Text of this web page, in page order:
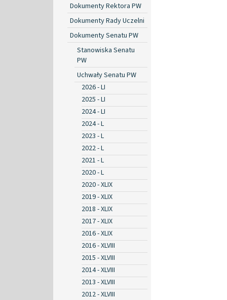
Dokumenty Rektora PW
Dokumenty Rady Uczelni
Dokumenty Senatu PW
Stanowiska Senatu
PW
Uchwały Senatu PW
2026 - LI
2025 - LI
2024 - LI
2024 - L
2023 - L
2022 - L
2021 - L
2020 - L
2020 - XLIX
2019 - XLIX
2018 - XLIX
2017 - XLIX
2016 - XLIX
2016 - XLVIII
2015 - XLVIII
2014 - XLVIII
2013 - XLVIII
2012 - XLVIII